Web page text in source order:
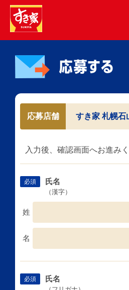
応募店舗 すき家 札幌石
入力後、確認画面へお進みく
必須 氏名
（漢字）
姓
名
必須 氏名